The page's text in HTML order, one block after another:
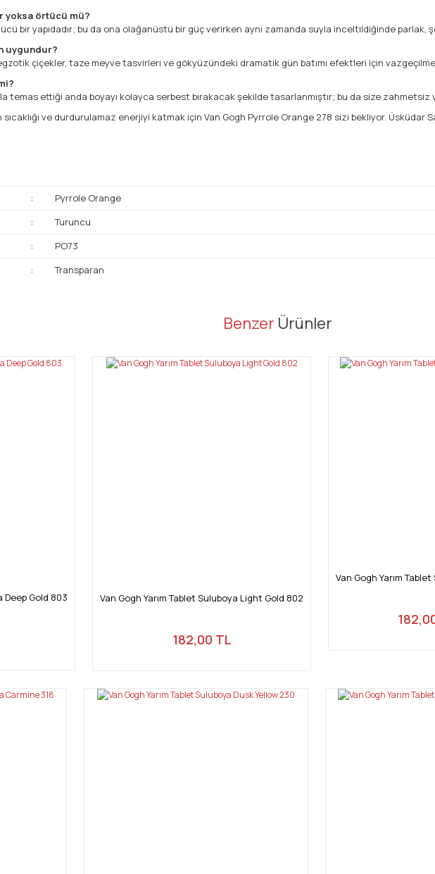
yoksa örtücü mü?
bir yapıdadır; bu da ona olağanüstü bir güç verirken aynı zamanda suyla inceltildiğinde
uygundur?
çiçekler, taze meyve tasvirleri ve gökyüzündeki dramatik gün batımı efektleri için
temas ettiği anda boyayı kolayca serbest bırakacak şekilde tasarlanmıştır; bu da size zahmetsiz
ve durdurulamaz enerjiyi katmak için Van Gogh Pyrrole Orange 278 sizi bekliyor.
:
Pyrrole Orange
:
Turuncu
:
PO73
: Transparan
açıklamalarında ve diğer konularda yetersiz gördüğünüz noktaları öneri formunu kullanarak
görüntülenemiyor.
Benzer Ürünler
Deep Gold 803 Van Gogh Yarım Tablet Suluboya Light Gold 802
182,00 TL
Van Gogh Yarım